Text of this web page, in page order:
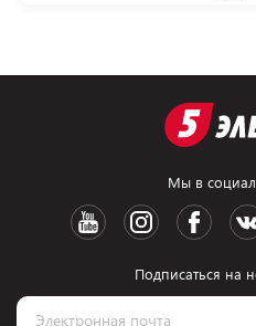
Мы в
Подписаться на